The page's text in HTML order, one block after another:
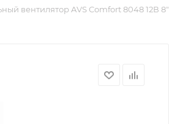
вентилятор AVS Comfort 8048 12В 8"